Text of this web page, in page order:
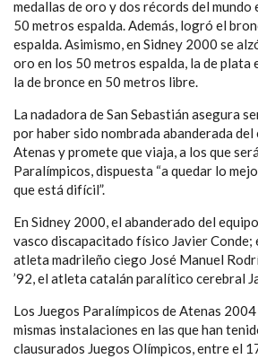
medallas de oro y dos récords del
50 metros espalda. Además, logró el
espalda. Asimismo, en Sidney 2000 se
oro en los 50 metros espalda, la de plata
la de bronce en 50 metros libre.
La nadadora de San Sebastián asegura
por haber sido nombrada abanderada del
Atenas y promete que viaja, a los que
Paralímpicos, dispuesta “a quedar lo
que está difícil”.
En Sidney 2000, el abanderado del
vasco discapacitado físico Javier Conde;
atleta madrileño ciego José Manuel
’92, el atleta catalán paralítico cerebral
Los Juegos Paralímpicos de Atenas
mismas instalaciones en las que han
clausurados Juegos Olímpicos, entre el